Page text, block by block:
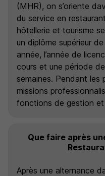
(MHR), on s’oriente
du service en
hôtellerie et tourisme
un diplôme supérieur
année, l’année de
cours et une période
semaines. Pendant les
missions
fonctions de gestion
Que faire après
Après une alternance